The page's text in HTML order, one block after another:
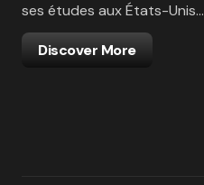
ses études aux États-Unis…
Discover More